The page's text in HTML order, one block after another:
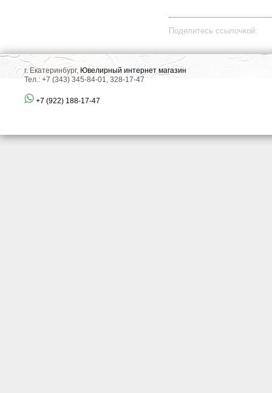
Поделитесь ссылочкой:
г. Екатеринбург, Ювелирный интернет магазин
Тел.: +7 (343) 345-84-01, 328-17-47
+7 (922) 188-17-47